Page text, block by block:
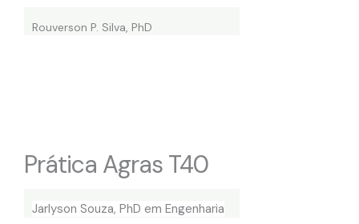
Rouverson P. Silva, PhD
Prática Agras T40
Jarlyson Souza, PhD em Engenharia